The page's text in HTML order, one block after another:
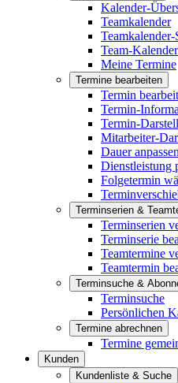
Kalender-
Teamkalender
Teamkalender-
Team-
Meine Termine
Termine bearbeiten
Termin
Termin-
Termin-
Mitarbeiter-
Dauer anpassen
Dienstleistung
Folgetermin
Terminserien &
Terminserien
Terminserie
Teamtermine
Teamtermin
Terminsuche &
Terminsuche
Persönlichen
Termine abrechnen
Termine
Kunden
Kundenliste & Suche